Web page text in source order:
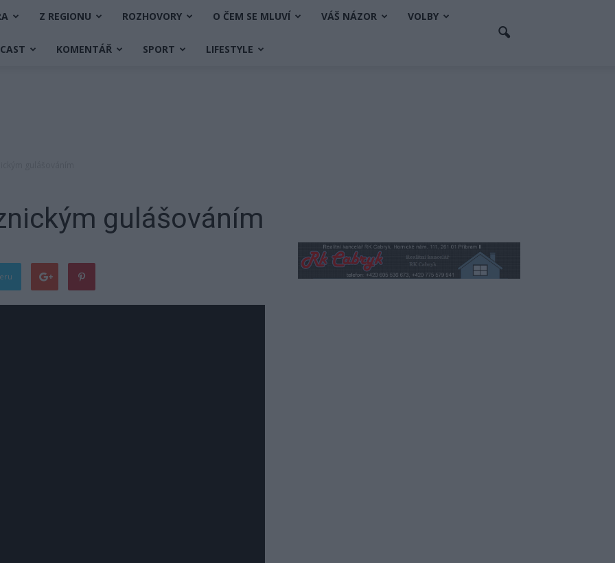
Z REGIONU ROZHOVORY O ČEM SE MLUVÍ VÁŠ NÁZOR VOLBY
KOMENTÁŘ SPORT LIFESTYLE
gulášováním